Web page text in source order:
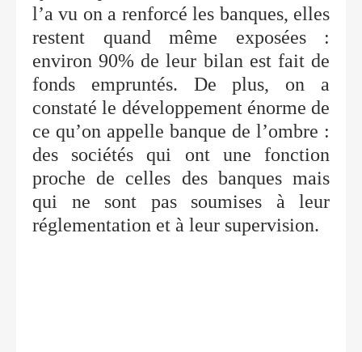
l’a vu on a renforcé les banques, elles
restent quand même exposées :
environ 90% de leur bilan est fait de
fonds empruntés. De plus, on a
constaté le développement énorme de
ce qu’on appelle banque de l’ombre :
des sociétés qui ont une fonction
proche de celles des banques mais
qui ne sont pas soumises à leur
réglementation et à leur supervision.